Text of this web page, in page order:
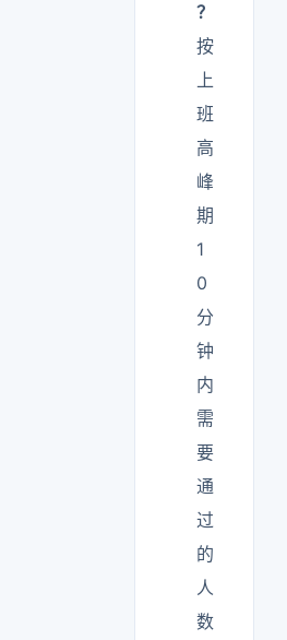
？
按
上
班
高
峰
期
1
0
分
钟
内
需
要
通
过
的
人
数